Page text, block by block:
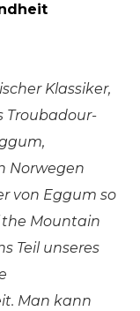
Klassiker,
Troubadour-
Norwegen
von Eggum so
the Mountain
Teil unseres
Man kann